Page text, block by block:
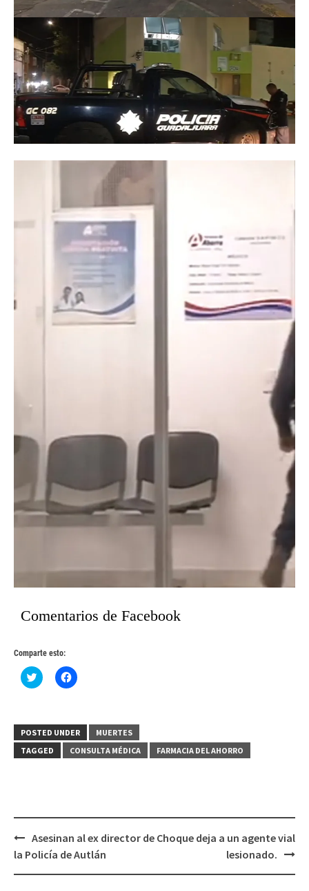
Comentarios de Facebook
Comparte esto:
Haz
clic
(Se
abre
en
una
Haz
clic
(Se
abre
en
una
POSTED UNDER
MUERTES
TAGGED
CONSULTA MÉDICA FARMACIA DEL AHORRO
Post
navigation
Asesinan al ex director de
la Policía de Autlán
Choque deja a un agente vial
lesionado.